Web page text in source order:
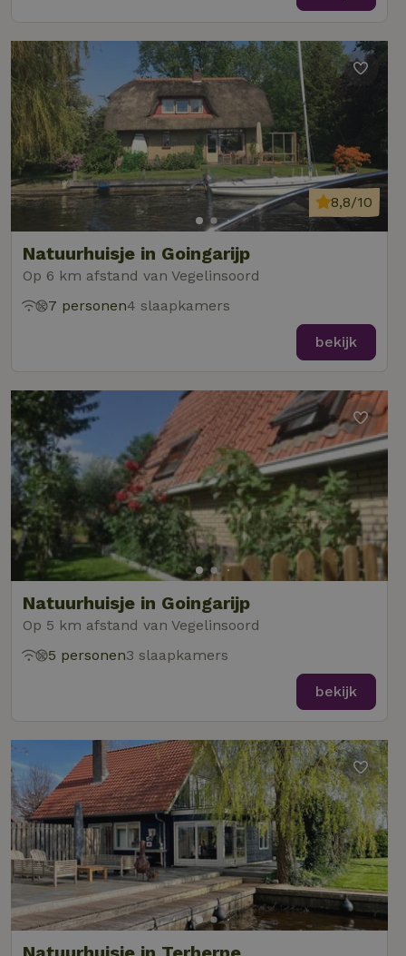
Natuurhuisje in Goingarijp
Op 6 km afstand van Vegelinsoord
8,8/10
7 personen4 slaapkamers
bekijk
Natuurhuisje in Goingarijp
Op 5 km afstand van Vegelinsoord
5 personen3 slaapkamers
bekijk